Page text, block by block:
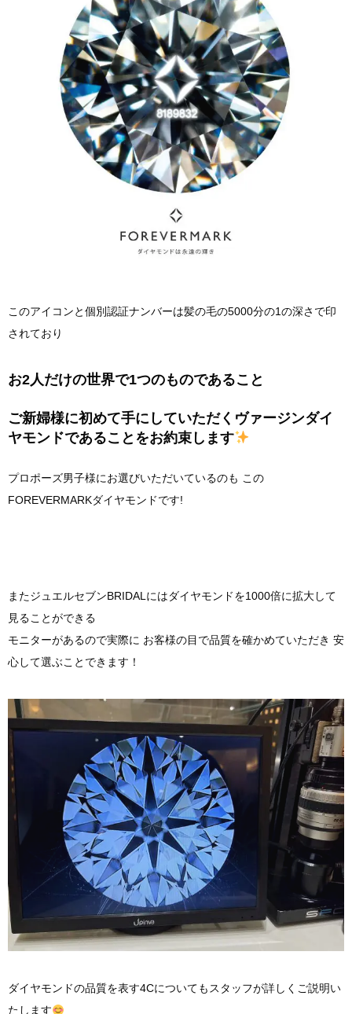
このアイコンと個別認証ナンバーは髪の毛の5000分の1の深さで印
されており
お2人だけの世界で1つのものであること
ご新婦様に初めて手にしていただくヴァージンダイ
ヤモンドであることをお約束します
プロポーズ男子様にお選びいただいているのも この
FOREVERMARKダイヤモンドです!
またジュエルセブンBRIDALにはダイヤモンドを1000倍に拡大して
見ることができる
モニターがあるので実際に お客様の目で品質を確かめていただき 安
心して選ぶことできます！
ダイヤモンドの品質を表す4Cについてもスタッフが詳しくご説明い
たします